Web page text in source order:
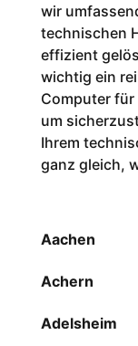
wir
technischen
effizient
wichtig ein
Computer
um
Ihrem
ganz gleich,
Aachen
Achern
Adelsheim